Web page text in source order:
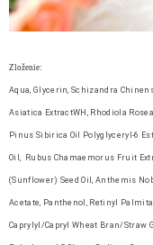
Zloženie:
Aqua, Glycerin, Schizandra
Asiatica ExtractWH, Rhodiola
Pinus Sibirica Oil Polyglyceryl-6
Oil, Rubus Chamaemorus Fruit
(Sunflower) Seed Oil, Anthemis
Acetate, Panthenol, Retinyl
Caprylyl/Capryl Wheat Bran/Straw